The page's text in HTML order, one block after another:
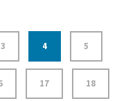
3 4 5
17 18